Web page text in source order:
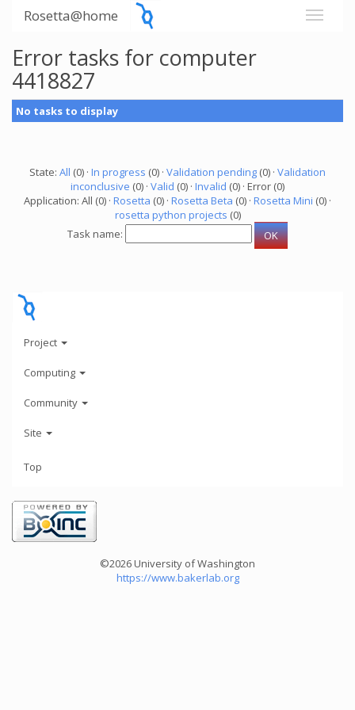
Rosetta@home
Error tasks for computer
4418827
No tasks to display
State: All (0) · In progress (0) · Validation pending (0) · Validation
inconclusive (0) · Valid (0) · Invalid (0) · Error (0)
Application: All (0) · Rosetta (0) · Rosetta Beta (0) · Rosetta Mini (0) ·
rosetta python projects (0)
Task name:
Project
Computing
Community
Site
Top
©2026 University of Washington
https://www.bakerlab.org